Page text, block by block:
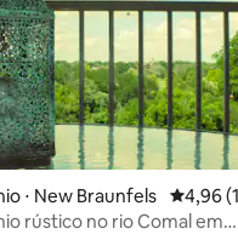
⋅ New Braunfels 4,96 de
4,96
rústico no rio Comal em